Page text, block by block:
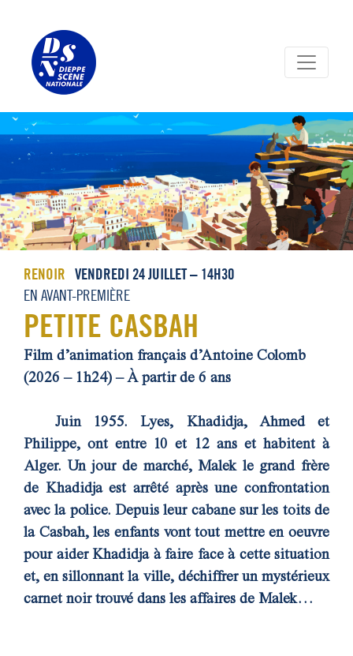
RENOIR VENDREDI 24 JUILLET – 14H30
EN AVANT-PREMIÈRE
PETITE CASBAH
Film d’animation français d’Antoine Colomb
(2026 – 1h24) – À partir de 6 ans
Juin 1955. Lyes, Khadidja, Ahmed et
Philippe, ont entre 10 et 12 ans et habitent à
Alger. Un jour de marché, Malek le grand frère
de Khadidja est arrêté après une confrontation
avec la police. Depuis leur cabane sur les toits de
la Casbah, les enfants vont tout mettre en oeuvre
pour aider Khadidja à faire face à cette situation
et, en sillonnant la ville, déchiffrer un mystérieux
carnet noir trouvé dans les affaires de Malek…